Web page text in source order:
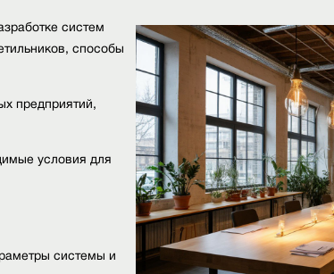
систем
способы
предприятий,
условия для
системы и